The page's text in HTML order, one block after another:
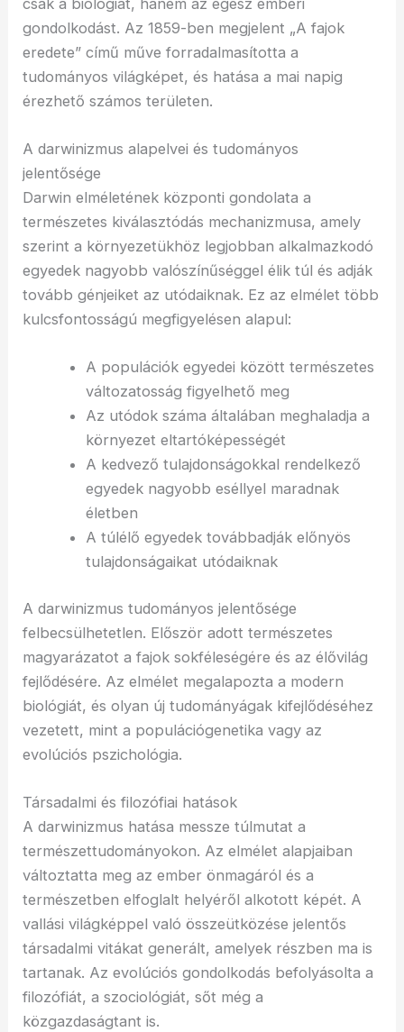
gondolkodást. Az 1859-ben megjelent „A fajok
eredete” című műve forradalmasította a
tudományos világképet, és hatása a mai napig
érezhető számos területen.
A darwinizmus alapelvei és tudományos
jelentősége
Darwin elméletének központi gondolata a
természetes kiválasztódás mechanizmusa, amely
szerint a környezetükhöz legjobban alkalmazkodó
egyedek nagyobb valószínűséggel élik túl és adják
tovább génjeiket az utódaiknak. Ez az elmélet több
kulcsfontosságú megfigyelésen alapul:
A populációk egyedei között természetes
változatosság figyelhető meg
Az utódok száma általában meghaladja a
környezet eltartóképességét
A kedvező tulajdonságokkal rendelkező
egyedek nagyobb eséllyel maradnak
életben
A túlélő egyedek továbbadják előnyös
tulajdonságaikat utódaiknak
A darwinizmus tudományos jelentősége
felbecsülhetetlen. Először adott természetes
magyarázatot a fajok sokféleségére és az élővilág
fejlődésére. Az elmélet megalapozta a modern
biológiát, és olyan új tudományágak kifejlődéséhez
vezetett, mint a populációgenetika vagy az
evolúciós pszichológia.
Társadalmi és filozófiai hatások
A darwinizmus hatása messze túlmutat a
természettudományokon. Az elmélet alapjaiban
változtatta meg az ember önmagáról és a
természetben elfoglalt helyéről alkotott képét. A
vallási világképpel való összeütközése jelentős
társadalmi vitákat generált, amelyek részben ma is
tartanak. Az evolúciós gondolkodás befolyásolta a
filozófiát, a szociológiát, sőt még a
közgazdaságtant is.